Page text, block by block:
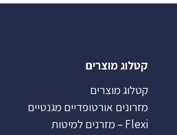
קטלוג מוצרים
קטלוג מוצרים
מזרונים אורטופדיים מגנטיים
Flexi – מזרנים למיטות